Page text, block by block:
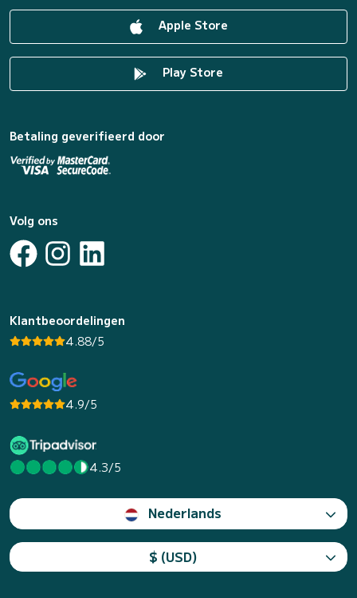
Apple Store
Play Store
Betaling geverifieerd door
Volg ons
Klantbeoordelingen
4.88/5
4.9/5
4.3/5
Nederlands
$ (USD)